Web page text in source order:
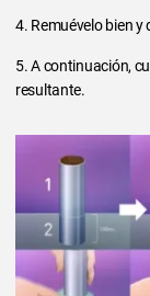
4. Remuévelo bien
5. A continuación,
resultante.